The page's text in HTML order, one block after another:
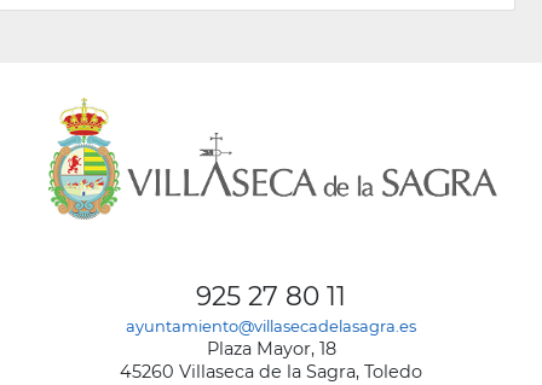
925 27 80 11
ayuntamiento@villasecadelasagra.es
Plaza Mayor, 18
45260 Villaseca de la Sagra, Toledo